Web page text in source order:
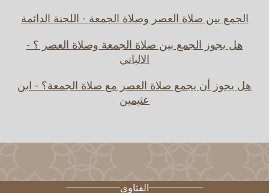
الجمع بين صلاة العصر وصلاة الجمعة - اللجنة الدائمة
هل يجوز الجمع بين صلاة الجمعة وصلاة العصر ؟ -
الالباني
هل يجوز أن يجمع صلاة العصر مع صلاة الجمعة؟ - ابن
عثيمين
الفتاوى